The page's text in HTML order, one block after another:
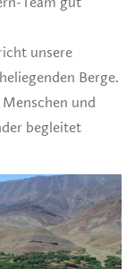
unsere
Berge.
und
begleitet